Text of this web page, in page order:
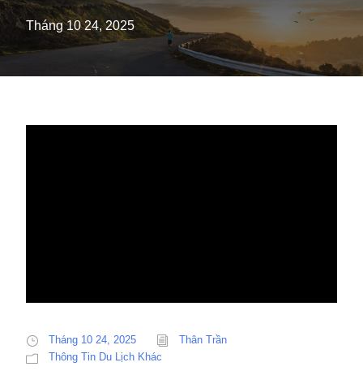
Tháng 10 24, 2025
Tháng 10 24, 2025
Thân Trần
Thông Tin Du Lịch Khác